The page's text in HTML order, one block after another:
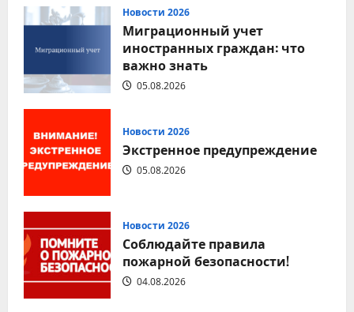
Соблюдение
правил
дорожного
движения
—
залог
безопасности
каждого
Новости 2026
Миграционный учет
иностранных граждан: что
важно знать
05.08.2026
Новости 2026
Экстренное предупреждение
05.08.2026
Новости 2026
Соблюдайте правила
пожарной безопасности!
04.08.2026